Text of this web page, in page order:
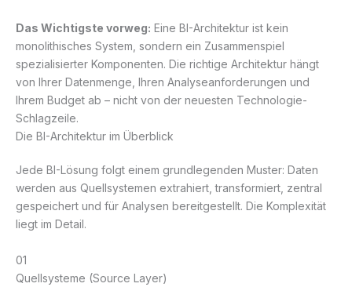
Das Wichtigste vorweg: Eine BI-Architektur ist kein
monolithisches System, sondern ein Zusammenspiel
spezialisierter Komponenten. Die richtige Architektur hängt
von Ihrer Datenmenge, Ihren Analyseanforderungen und
Ihrem Budget ab – nicht von der neuesten Technologie-
Schlagzeile.
Die BI-Architektur im Überblick
Jede BI-Lösung folgt einem grundlegenden Muster: Daten
werden aus Quellsystemen extrahiert, transformiert, zentral
gespeichert und für Analysen bereitgestellt. Die Komplexität
liegt im Detail.
01
Quellsysteme (Source Layer)